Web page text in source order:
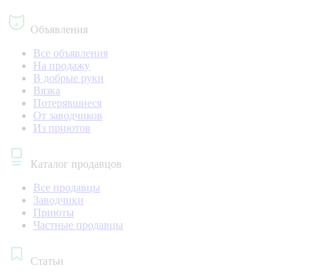
Объявления
Все объявления
На продажу
В добрые руки
Вязка
Потерявшиеся
От заводчиков
Из приютов
Каталог продавцов
Все продавцы
Заводчики
Приюты
Частные продавцы
Статьи